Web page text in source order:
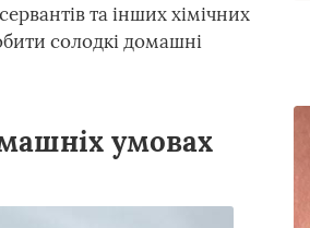
та інших хімічних
солодкі домашні
умовах